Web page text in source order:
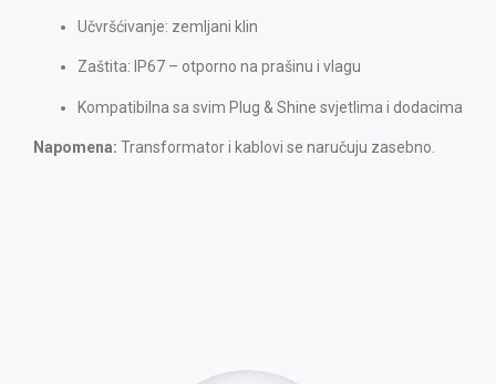
Učvršćivanje: zemljani klin
Zaštita: IP67 – otporno na prašinu i vlagu
Kompatibilna sa svim Plug & Shine svjetlima i dodacima
Napomena: Transformator i kablovi se naručuju zasebno.